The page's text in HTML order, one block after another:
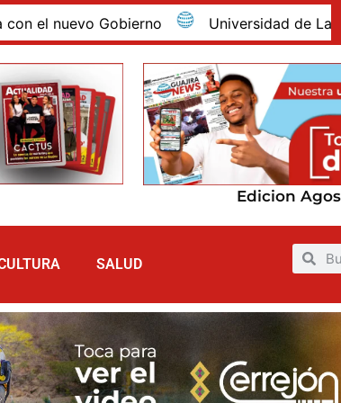
Gobierno Universidad de La
Edicion
SALUD